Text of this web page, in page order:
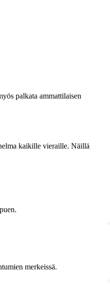
palkata ammattilaisen
kaikille vieraille. Näillä
merkeissä.